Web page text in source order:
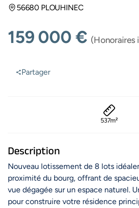
56680 PLOUHINEC
159 000 € (Honoraires
Partager
537m²
Description
Nouveau lotissement de 8 lots
proximité du bourg, offrant de
vue dégagée sur un espace naturel.
pour construire votre résidence